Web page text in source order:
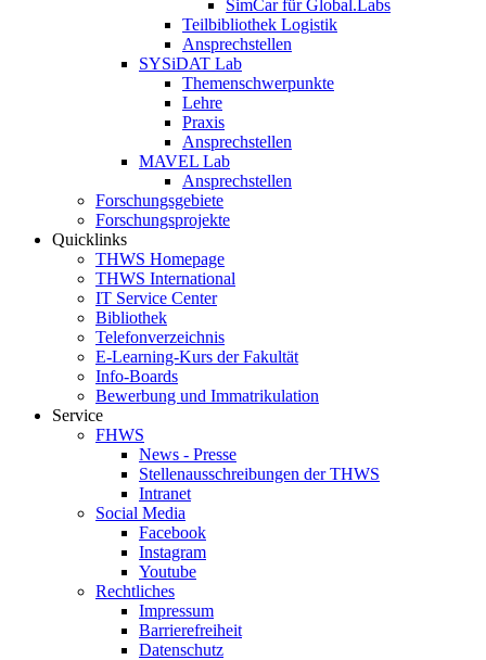
SimCar für Global.Labs
Teilbibliothek Logistik
Ansprechstellen
SYSiDAT Lab
Themenschwerpunkte
Lehre
Praxis
Ansprechstellen
MAVEL Lab
Ansprechstellen
Forschungsgebiete
Forschungsprojekte
Quicklinks
THWS Homepage
THWS International
IT Service Center
Bibliothek
Telefonverzeichnis
E-Learning-Kurs der Fakultät
Info-Boards
Bewerbung und Immatrikulation
Service
FHWS
News - Presse
Stellenausschreibungen der THWS
Intranet
Social Media
Facebook
Instagram
Youtube
Rechtliches
Impressum
Barrierefreiheit
Datenschutz